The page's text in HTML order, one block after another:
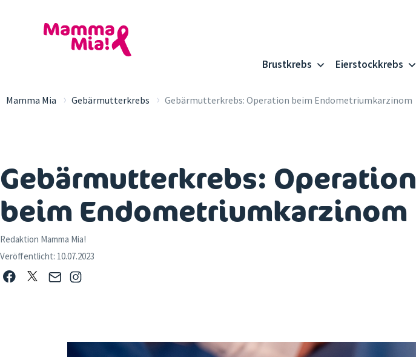
Brustkrebs Eierstockkrebs
Mamma Mia › Gebärmutterkrebs › Gebärmutterkrebs: Operation beim Endometriumkarzinom
Gebärmutterkrebs: Operation
beim Endometriumkarzinom
Redaktion Mamma Mia!
Veröffentlicht: 10.07.2023